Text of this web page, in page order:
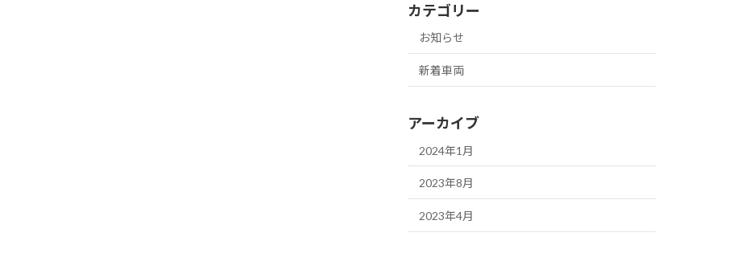
カテゴリー
お知らせ
新着車両
アーカイブ
2024年1月
2023年8月
2023年4月